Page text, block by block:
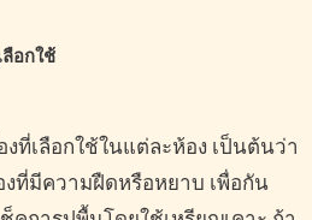
อกใช้
ที่เลือกใช้ในแต่ละห้อง เป็นต้นว่า
งที่มีความฝืดหรือหยาบ เพื่อกัน